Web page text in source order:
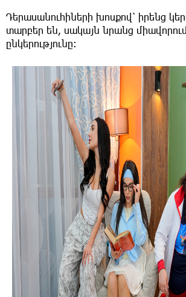
Դերասանուհիների խոսքով՝ իրենց
տարբեր են, սակայն նրանց
ընկերությունը։